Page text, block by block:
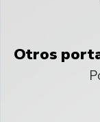
Otros